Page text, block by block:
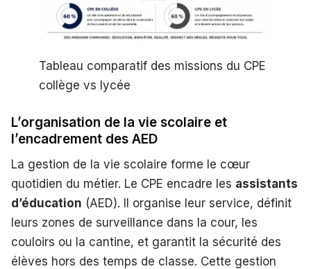
Tableau comparatif des missions du CPE
collège vs lycée
L’organisation de la vie scolaire et
l’encadrement des AED
La gestion de la vie scolaire forme le cœur
quotidien du métier. Le CPE encadre les assistants
d’éducation (AED). Il organise leur service, définit
leurs zones de surveillance dans la cour, les
couloirs ou la cantine, et garantit la sécurité des
élèves hors des temps de classe. Cette gestion